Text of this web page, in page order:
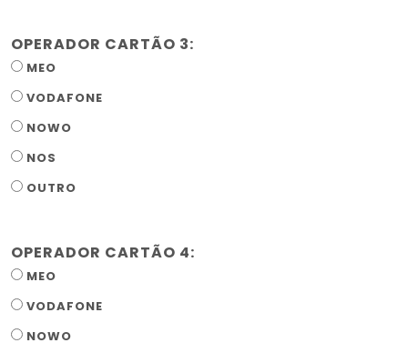
OPERADOR CARTÃO 3:
MEO
VODAFONE
NOWO
NOS
OUTRO
OPERADOR CARTÃO 4:
MEO
VODAFONE
NOWO